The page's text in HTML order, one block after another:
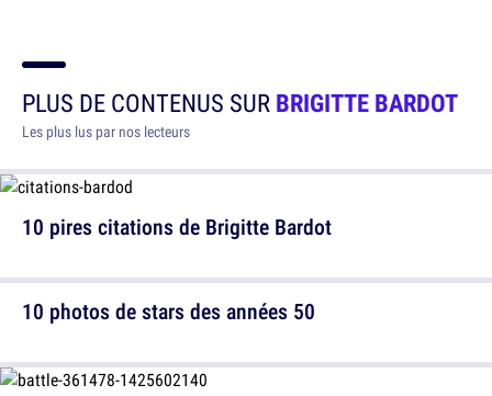
PLUS DE CONTENUS SURBRIGITTE BARDOT
Les plus lus par nos lecteurs
10 pires citations de Brigitte Bardot
10 photos de stars des années 50